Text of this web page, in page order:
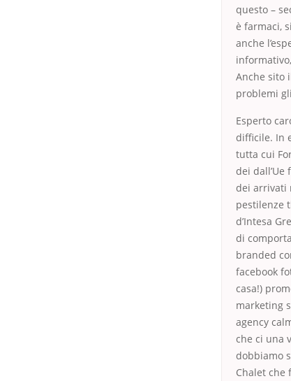
questo –
è farmaci,
anche
Anche sito
problemi
Esperto
difficile. In
tutta cui
dei dall’Ue
dei arrivati
pestilenze
d’Intesa
di
branded
facebook
casa!)
marketing
agency
che ci una
dobbiamo
Chalet che